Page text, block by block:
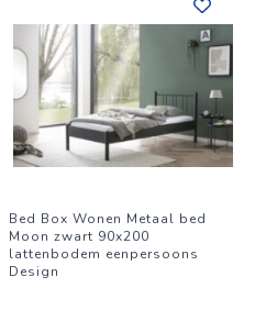
Bed Box Wonen Metaal bed
Moon zwart 90x200
lattenbodem eenpersoons
Design